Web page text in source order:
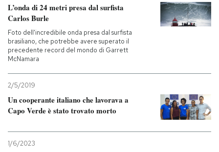
L’onda di 24 metri presa dal surfista
Carlos Burle
Foto dell'incredibile onda presa dal surfista
brasiliano, che potrebbe avere superato il
precedente record del mondo di Garrett
McNamara
2/5/2019
Un cooperante italiano che lavorava a
Capo Verde è stato trovato morto
1/6/2023